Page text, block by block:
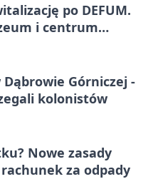
po DEFUM.
i centrum
Górniczej -
kolonistów
Nowe zasady
za odpady